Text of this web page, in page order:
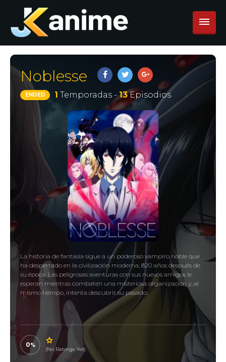
Noblesse
ENDED 1 Temporadas -13Episodios
La historia de fantasía sigue a un poderoso vampiro noble que
ha despertado en la civilización moderna, 820 años después de
su época. Las peligrosas aventuras con sus nuevos amigos le
esperan mientras combaten una misteriosa organización y, al
mismo tiempo, intenta descubrir su pasado.
0
(No Ratings Yet)